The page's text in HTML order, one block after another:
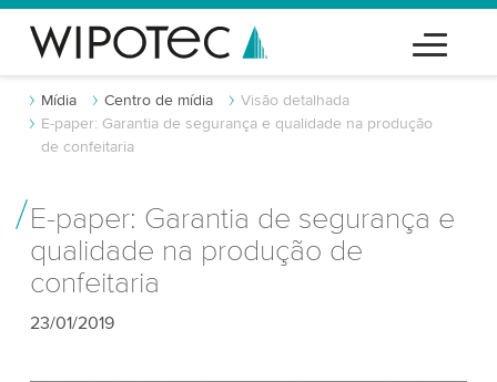
Mídia Centro de mídia
Visão detalhada
E-paper: Garantia de segurança e qualidade na produção
de confeitaria
E-paper: Garantia de segurança e
qualidade na produção de
confeitaria
23/01/2019